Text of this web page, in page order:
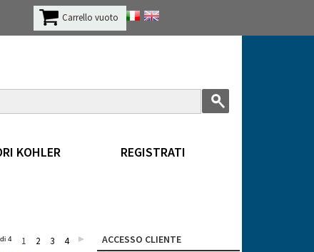
Carrello vuoto
KOHLER
REGISTRATI
4 1 2 3
4
ACCESSO CLIENTE